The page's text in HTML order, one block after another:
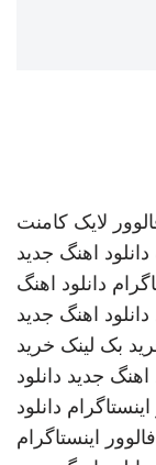
لایک کامنت
دانلود اهنگ جدید
دانلود اهنگ
دانلود اهنگ جدید
بک لینک خرید
اهنگ جدید دانلود
دانلود
اینستاگرام